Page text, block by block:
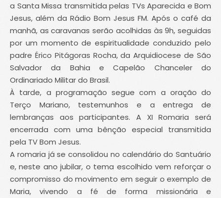
a Santa Missa transmitida pelas TVs Aparecida e Bom
Jesus, além da Rádio Bom Jesus FM. Após o café da
manhã, as caravanas serão acolhidas às 9h, seguidas
por um momento de espiritualidade conduzido pelo
padre Érico Pitágoras Rocha, da Arquidiocese de São
Salvador da Bahia e Capelão Chanceler do
Ordinariado Militar do Brasil.
À tarde, a programação segue com a oração do
Terço Mariano, testemunhos e a entrega de
lembranças aos participantes. A XI Romaria será
encerrada com uma bênção especial transmitida
pela TV Bom Jesus.
A romaria já se consolidou no calendário do Santuário
e, neste ano jubilar, o tema escolhido vem reforçar o
compromisso do movimento em seguir o exemplo de
Maria, vivendo a fé de forma missionária e